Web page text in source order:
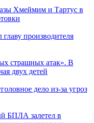
Хмеймим и Тартус в
главу производителя
страшных атак». В
двух детей
дело из-за угроз
БПЛА залетел в